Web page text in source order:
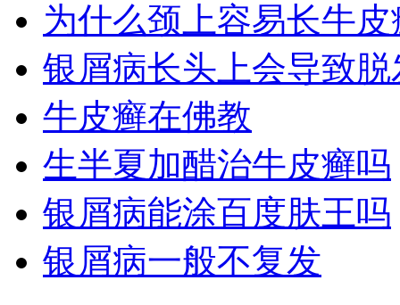
为什么颈上容易长牛
银屑病长头上会导致脱
牛皮癣在佛教
生半夏加醋治牛皮癣吗
银屑病能涂百度肤王吗
银屑病一般不复发